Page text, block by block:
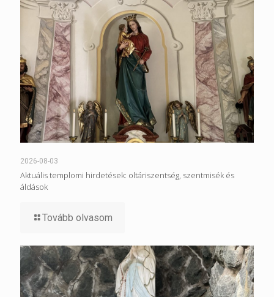
2026-08-03
Aktuális templomi hirdetések: oltáriszentség, szentmisék és
áldások
Tovább olvasom